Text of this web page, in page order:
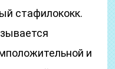
стафилококк.
и